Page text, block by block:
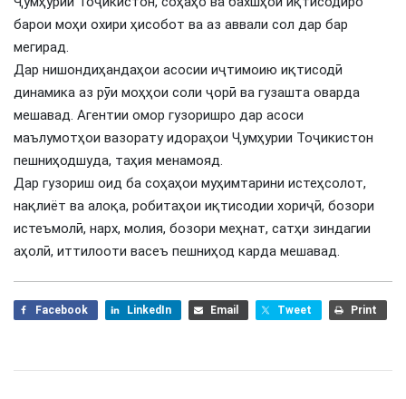
барои моҳи охири ҳисобот ва аз аввали сол дар бар
мегирад.
Дар нишондиҳандаҳои асосии иҷтимоию иқтисодӣ
динамика аз рӯи моҳҳои соли ҷорӣ ва гузашта оварда
мешавад. Агентии омор гузоришро дар асоси
маълумотҳои вазорату идораҳои Ҷумҳурии Тоҷикистон
пешниҳодшуда, таҳия менамояд.
Дар гузориш оид ба соҳаҳои муҳимтарини истеҳсолот,
нақлиёт ва алоқа, робитаҳои иқтисодии хориҷӣ, бозори
истеъмолӣ, нарх, молия, бозори меҳнат, сатҳи зиндагии
аҳолӣ, иттилооти васеъ пешниҳод карда мешавад.
Facebook LinkedIn Email Tweet Print